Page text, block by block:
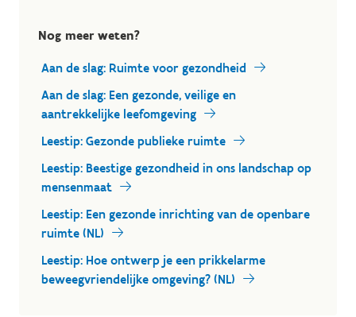
Nog meer weten?
Aan de slag: Ruimte voor gezondheid
Aan de slag: Een gezonde, veilige en
aantrekkelijke leefomgeving
Leestip: Gezonde publieke ruimte
Leestip: Beestige gezondheid in ons landschap op
mensenmaat
Leestip: Een gezonde inrichting van de openbare
ruimte (NL)
Leestip: Hoe ontwerp je een prikkelarme
beweegvriendelijke omgeving? (NL)